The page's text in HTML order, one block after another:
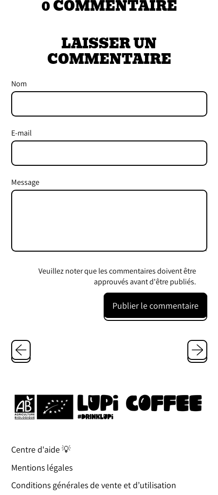
Twitter)
0 COMMENTAIRE
LAISSER UN
COMMENTAIRE
Nom
E-mail
Message
Veuillez noter que les commentaires doivent être
approuvés avant d'être publiés.
Centre d'aide 💡
Mentions légales
Conditions générales de vente et d’utilisation